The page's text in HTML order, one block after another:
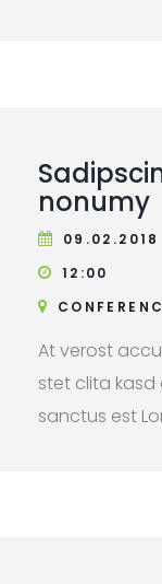
nonumy
09.02.2018
12:00
At verost
stet clita
sanctus est